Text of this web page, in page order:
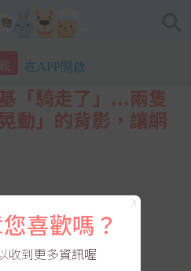
在APP開啟
「騎走了」...兩隻
動」的背影，讓網
X
喜歡嗎？
收到更多資訊喔